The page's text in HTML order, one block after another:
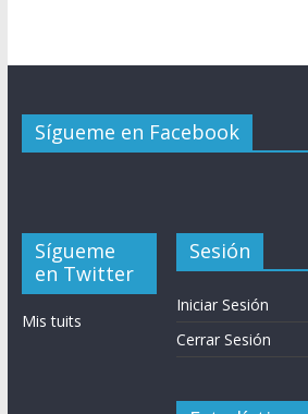
Sígueme en Facebook
Sígueme
en Twitter
Mis tuits
Sesión
Iniciar Sesión
Cerrar Sesión